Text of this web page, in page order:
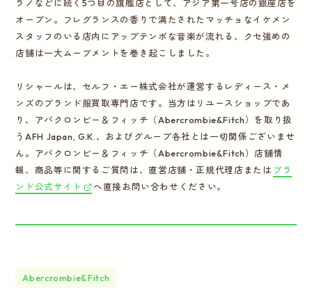
ラノなどに続く5つ目の旗艦店として、アジア第一号店の銀座店を
オープン。フレグランスの香りで満たされたマッチョなイケメン
スタッフのいる店内にアップテンポな音楽が流れる、クセ強めの
店舗は一大ムーブメントを巻き起こしました。
リシャールは、セルフ・エー株式会社が運営するレディース・メ
ンズのブランド服買取専門店です。当方はリユースショップであ
り、アバクロンビー＆フィッチ（Abercrombie&Fitch）を取り扱
うAFH Japan, G.K.、およびグループ各社とは一切関係ございませ
ん。アバクロンビー＆フィッチ（Abercrombie&Fitch）店舗情
報、商品等に関するご質問は、直営店舗・正規代理店または ブラ
ンド公式サイト
へ直接お問い合わせください。
Abercrombie&Fitch